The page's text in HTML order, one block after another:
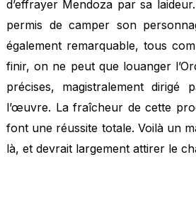
d’effrayer Mendoza par sa
permis de camper son
également remarquable, tous
finir, on ne peut que louanger
précises, magistralement dirigé
l’œuvre. La fraîcheur de cette
font une réussite totale. Voilà un
là, et devrait largement attirer le